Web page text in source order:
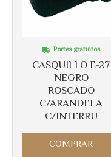
CASQUILLO E-27
NEGRO
ROSCADO
C/ARANDELA
C/INTERRU
Portes gratuitos
COMPRAR
Más info